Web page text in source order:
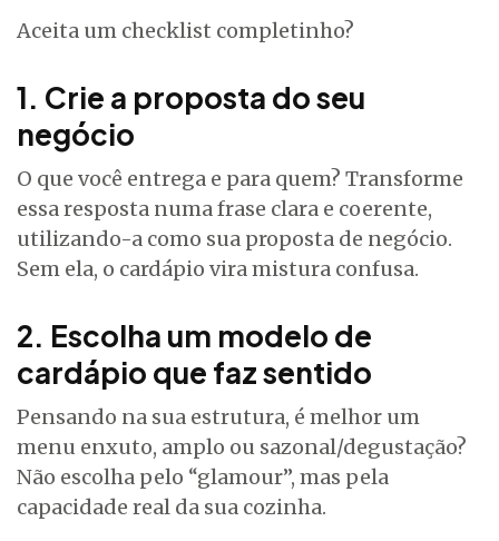
Aceita um checklist completinho?
1. Crie a proposta do seu
negócio
O que você entrega e para quem? Transforme
essa resposta numa frase clara e coerente,
utilizando-a como sua proposta de negócio.
Sem ela, o cardápio vira mistura confusa.
2. Escolha um modelo de
cardápio que faz sentido
Pensando na sua estrutura, é melhor um
menu enxuto, amplo ou sazonal/degustação?
Não escolha pelo “glamour”, mas pela
capacidade real da sua cozinha.